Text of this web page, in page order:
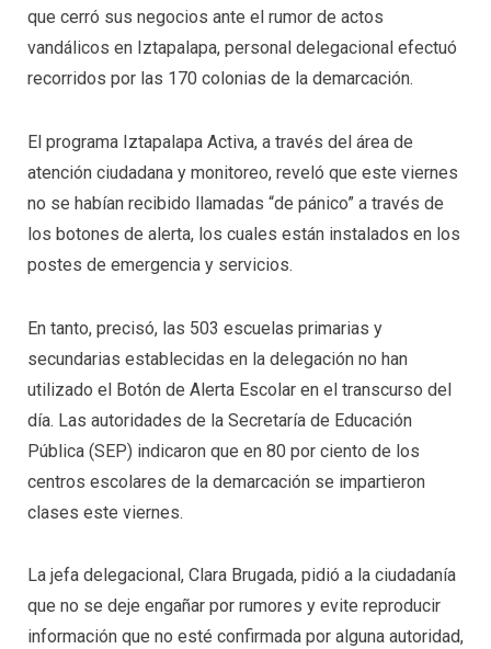
que cerró sus negocios ante el rumor de actos
vandálicos en Iztapalapa, personal delegacional efectuó
recorridos por las 170 colonias de la demarcación.
El programa Iztapalapa Activa, a través del área de
atención ciudadana y monitoreo, reveló que este viernes
no se habían recibido llamadas “de pánico” a través de
los botones de alerta, los cuales están instalados en los
postes de emergencia y servicios.
En tanto, precisó, las 503 escuelas primarias y
secundarias establecidas en la delegación no han
utilizado el Botón de Alerta Escolar en el transcurso del
día. Las autoridades de la Secretaría de Educación
Pública (SEP) indicaron que en 80 por ciento de los
centros escolares de la demarcación se impartieron
clases este viernes.
La jefa delegacional, Clara Brugada, pidió a la ciudadanía
que no se deje engañar por rumores y evite reproducir
información que no esté confirmada por alguna autoridad,